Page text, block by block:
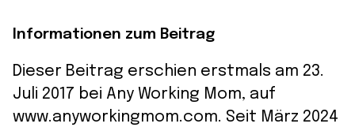
Informationen zum Beitrag
Dieser Beitrag erschien erstmals am 23.
Juli 2017 bei Any Working Mom, auf
www.anyworkingmom.com. Seit März 2024